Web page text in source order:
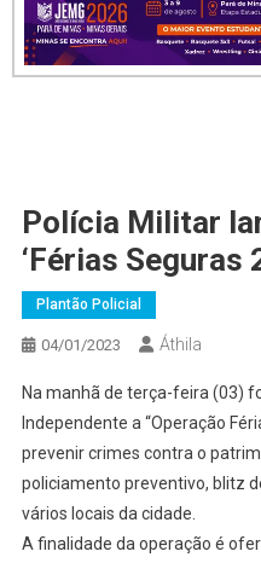
Polícia Militar
‘Férias Seguras
Plantão Policial
04/01/2023 Áthila
Na manhã de terça-feira (03)
Independente a “Operação
prevenir crimes contra o
policiamento preventivo, blitz
vários locais da cidade.
A finalidade da operação é